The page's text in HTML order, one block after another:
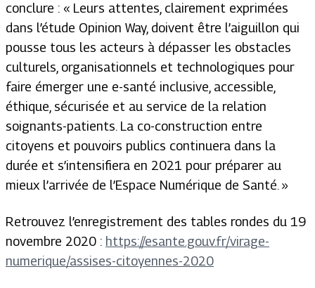
conclure : « Leurs attentes, clairement exprimées
dans l’étude Opinion Way, doivent être l’aiguillon qui
pousse tous les acteurs à dépasser les obstacles
culturels, organisationnels et technologiques pour
faire émerger une e-santé inclusive, accessible,
éthique, sécurisée et au service de la relation
soignants-patients. La co-construction entre
citoyens et pouvoirs publics continuera dans la
durée et s’intensifiera en 2021 pour préparer au
mieux l’arrivée de l’Espace Numérique de Santé. »
Retrouvez l’enregistrement des tables rondes du 19
novembre 2020 : https://esante.gouv.fr/virage-
numerique/assises-citoyennes-2020